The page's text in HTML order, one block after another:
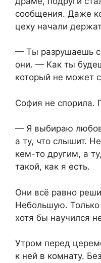
сообщения. Даже
цеху начали
— Ты разрушаешь
они. — Как ты
который не может
София не спорила.
— Я выбираю
а ту, что слышит.
кем-то другим, а
такой, как я есть.
Они всё равно
Небольшую.
хотя бы научился
Утром перед
к ней в комнату.